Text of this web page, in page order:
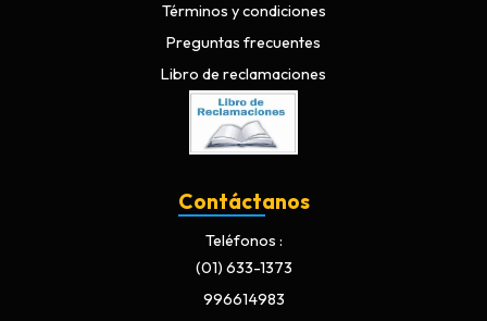
Términos y condiciones
Preguntas frecuentes
Libro de reclamaciones
Contáctanos
Teléfonos
(01) 633-1373
996614983